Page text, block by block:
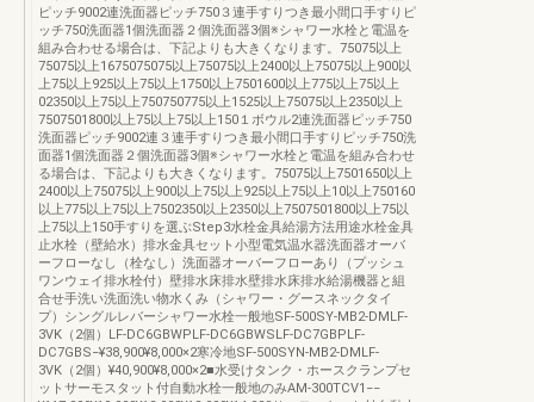
ピッチ9002連洗面器ピッチ750３連手すりつき最小間口手すりピ
ッチ750洗面器1個洗面器２個洗面器3個※シャワー水栓と電温を
組み合わせる場合は、下記よりも大きくなります。75075以上
75075以上1675075075以上75075以上2400以上75075以上900以
上75以上925以上75以上1750以上7501600以上775以上75以上
02350以上75以上750750775以上1525以上75075以上2350以上
7507501800以上75以上75以上150１ボウル2連洗面器ピッチ750
洗面器ピッチ9002連３連手すりつき最小間口手すりピッチ750洗
面器1個洗面器２個洗面器3個※シャワー水栓と電温を組み合わせ
る場合は、下記よりも大きくなります。75075以上7501650以上
2400以上75075以上900以上75以上925以上75以上10以上750160
以上775以上75以上7502350以上2350以上7507501800以上75以
上75以上150手すりを選ぶStep3水栓金具給湯方法用途水栓金具
止水栓（壁給水）排水金具セット小型電気温水器洗面器オーバ
ーフローなし（栓なし）洗面器オーバーフローあり（プッシュ
ワンウェイ排水栓付）壁排水床排水壁排水床排水給湯機器と組
合せ手洗い洗面洗い物水くみ（シャワー・グースネックタイ
プ）シングルレバーシャワー水栓一般地SF-500SY-MB2-DMLF-
3VK（2個）LF-DC6GBWPLF-DC6GBWSLF-DC7GBPLF-
DC7GBS−¥38,900¥8,000×2寒冷地SF-500SYN-MB2-DMLF-
3VK（2個）¥40,900¥8,000×2■水受けタンク・ホースクランプセ
ットサーモスタット付自動水栓一般地のみAM-300TCV1−−